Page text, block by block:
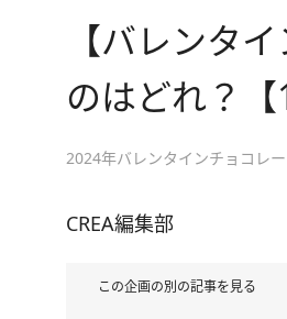
【バレンタ
のはどれ？【
2024年バレンタインチョコレ
CREA編集部
この企画の別の記事を見る